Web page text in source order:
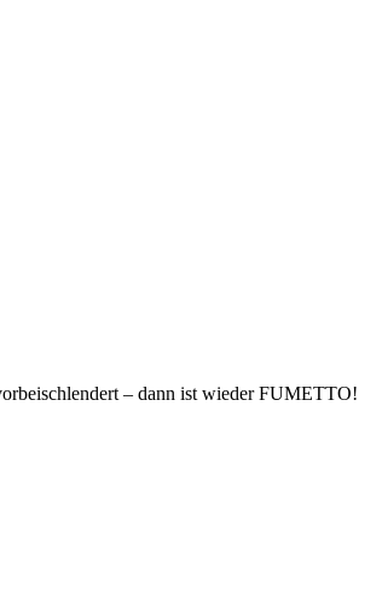
– dann ist wieder FUMETTO!